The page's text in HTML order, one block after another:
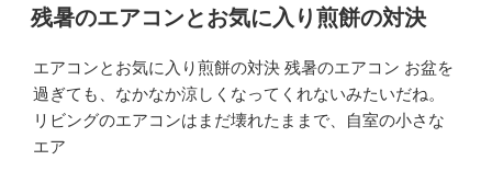
稿
日:
残暑のエアコンとお気に入り煎餅の対決
エアコンとお気に入り煎餅の対決 残暑のエアコン お盆を
過ぎても、なかなか涼しくなってくれないみたいだね。
リビングのエアコンはまだ壊れたままで、自室の小さな
エア